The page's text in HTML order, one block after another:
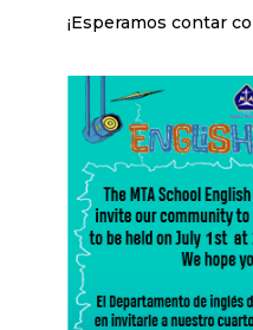
¡Esperamos contar